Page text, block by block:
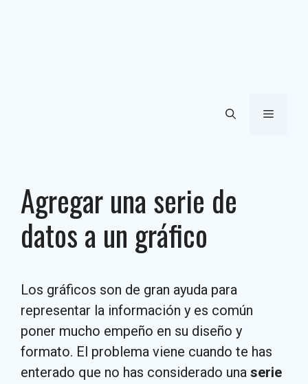
Menú
Agregar una serie de
datos a un gráfico
Los gráficos son de gran ayuda para
representar la información y es común
poner mucho empeño en su diseño y
formato. El problema viene cuando te has
enterado que no has considerado una serie